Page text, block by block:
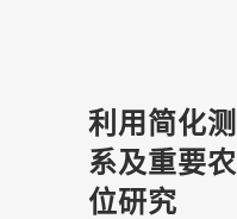
利用简化
系及重要
位研究